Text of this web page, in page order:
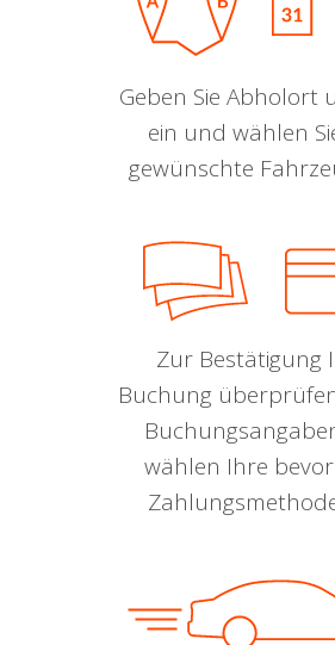
Geben Sie Abholort
ein und wählen
gewünschte
Zur Bestätigung
Buchung
wählen Ihre